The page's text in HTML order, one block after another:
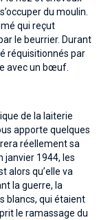
du moulin.
qui reçut
le beurrier. Durant
réquisitionnés par
avec un bœuf.
de la laiterie
apporte quelques
réellement sa
janvier 1944, les
alors qu’elle va
la guerre, la
blancs, qui étaient
le ramassage du